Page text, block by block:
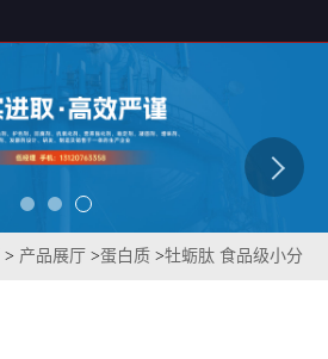
> 产品展厅 >蛋白质 >牡蛎肽 食品级小分